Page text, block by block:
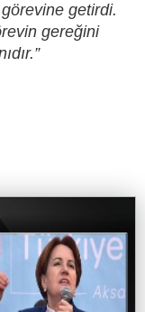
getirdi.
gereğini